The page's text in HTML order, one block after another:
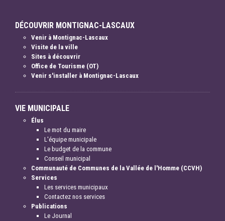
DÉCOUVRIR MONTIGNAC-LASCAUX
Venir à Montignac-Lascaux
Visite de la ville
Sites à découvrir
Office de Tourisme (OT)
Venir s'installer à Montignac-Lascaux
VIE MUNICIPALE
Élus
Le mot du maire
L'équipe municipale
Le budget de la commune
Conseil municipal
Communauté de Communes de la Vallée de l'Homme (CCVH)
Services
Les services municipaux
Contactez nos services
Publications
Le Journal